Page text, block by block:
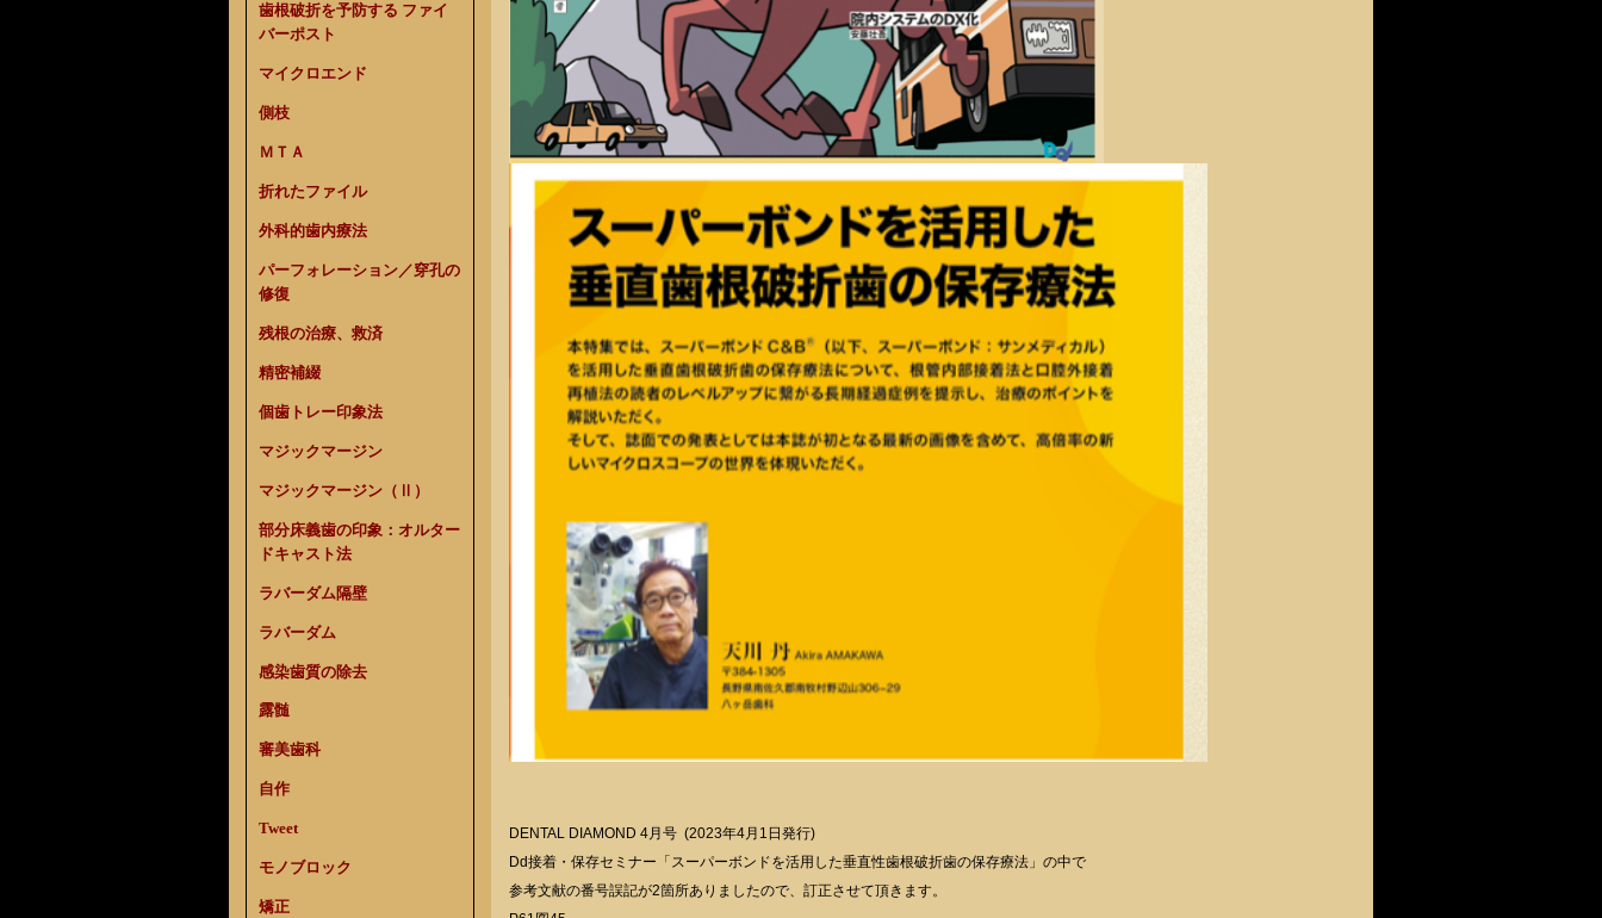
歯根破折を予防する ファイ
バーポスト
マイクロエンド
側枝
ＭＴＡ
折れたファイル
外科的歯内療法
パーフォレーション／穿孔の
修復
残根の治療、救済
精密補綴
個歯トレー印象法
マジックマージン
マジックマージン（Ⅱ）
部分床義歯の印象：オルター
ドキャスト法
ラバーダム隔壁
ラバーダム
感染歯質の除去
露髄
審美歯科
自作
Tweet
モノブロック
矯正
DENTAL DIAMOND 4月号 (2023年4月1日発行)
Dd接着・保存セミナー「スーパーボンドを活用した垂直性歯根破折歯の保存療法」の中で
参考文献の番号誤記が2箇所ありましたので、訂正させて頂きます。